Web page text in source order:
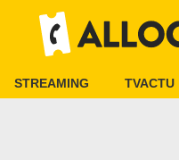
STREAMING TVACTU